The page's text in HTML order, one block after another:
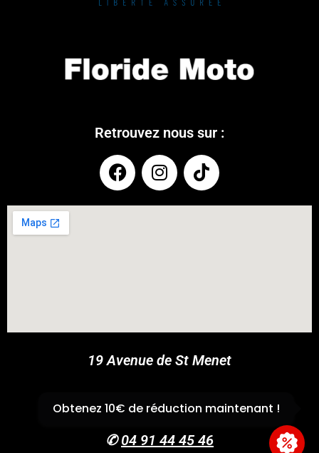
Retrouvez nous sur :
19 Avenue de St Menet
13011 Marseille
✆04 91 44 45 46
Obtenez 10€ de réduction maintenant !